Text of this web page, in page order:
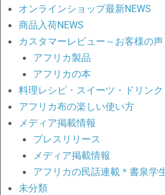
オンラインショップ最新NEWS
商品入荷NEWS
カスタマーレビュー～お客様の声
アフリカ製品
アフリカの本
料理レシピ・スイーツ・ドリンク
アフリカ布の楽しい使い方
メディア掲載情報
プレスリリース
メディア掲載情報
アフリカの民話連載＊書泉学
未分類